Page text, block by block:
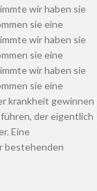
wir haben sie
sie eine
wir haben sie
sie eine
wir haben sie
sie eine
krankheit gewinnen
der eigentlich
Eine
bestehenden